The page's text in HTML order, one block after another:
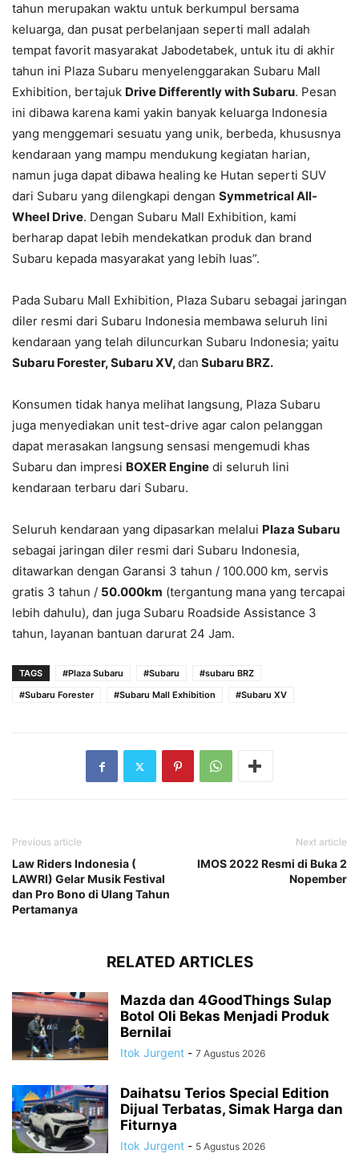
tahun merupakan waktu untuk berkumpul bersama
keluarga, dan pusat perbelanjaan seperti mall adalah
tempat favorit masyarakat Jabodetabek, untuk itu di akhir
tahun ini Plaza Subaru menyelenggarakan Subaru Mall
Exhibition, bertajuk Drive Differently with Subaru. Pesan
ini dibawa karena kami yakin banyak keluarga Indonesia
yang menggemari sesuatu yang unik, berbeda, khususnya
kendaraan yang mampu mendukung kegiatan harian,
namun juga dapat dibawa healing ke Hutan seperti SUV
dari Subaru yang dilengkapi dengan Symmetrical All-
Wheel Drive. Dengan Subaru Mall Exhibition, kami
berharap dapat lebih mendekatkan produk dan brand
Subaru kepada masyarakat yang lebih luas”.
Pada Subaru Mall Exhibition, Plaza Subaru sebagai jaringan
diler resmi dari Subaru Indonesia membawa seluruh lini
kendaraan yang telah diluncurkan Subaru Indonesia; yaitu
Subaru Forester, Subaru XV,dan Subaru BRZ.
Konsumen tidak hanya melihat langsung, Plaza Subaru
juga menyediakan unit test-drive agar calon pelanggan
dapat merasakan langsung sensasi mengemudi khas
Subaru dan impresi BOXER Engine di seluruh lini
kendaraan terbaru dari Subaru.
Seluruh kendaraan yang dipasarkan melalui Plaza Subaru
sebagai jaringan diler resmi dari Subaru Indonesia,
ditawarkan dengan Garansi 3 tahun / 100.000 km, servis
gratis 3 tahun / 50.000km (tergantung mana yang tercapai
lebih dahulu), dan juga Subaru Roadside Assistance 3
tahun, layanan bantuan darurat 24 Jam.
TAGS #Plaza Subaru #Subaru
#subaru BRZ
#Subaru Forester
#Subaru Mall Exhibition #Subaru XV
Previous article
Law Riders Indonesia (
LAWRI) Gelar Musik Festival
dan Pro Bono di Ulang Tahun
Pertamanya
Next article
IMOS 2022 Resmi di Buka 2
Nopember
RELATED ARTICLES
Mazda dan 4GoodThings Sulap
Botol Oli Bekas Menjadi Produk
Bernilai
Itok Jurgent - 7 Agustus 2026
Daihatsu Terios Special Edition
Dijual Terbatas, Simak Harga dan
Fiturnya
Itok Jurgent - 5 Agustus 2026